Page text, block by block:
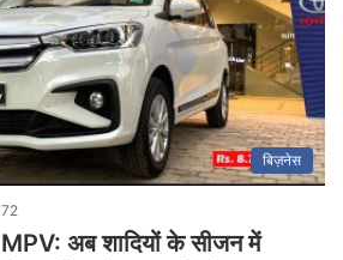
बिज़नेस
72
अब शादियों के सीजन में